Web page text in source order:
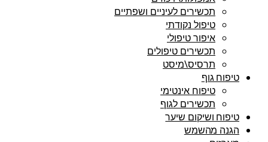
תכשירים לעיניים ושפתיים
טיפול נקודתי
איפור טיפולי
תכשירים טיפולים
תרסיס\מיסט
טיפוח גוף
טיפוח אינטימי
תכשירים לגוף
טיפוח ושיקום שיער
הגנה מהשמש